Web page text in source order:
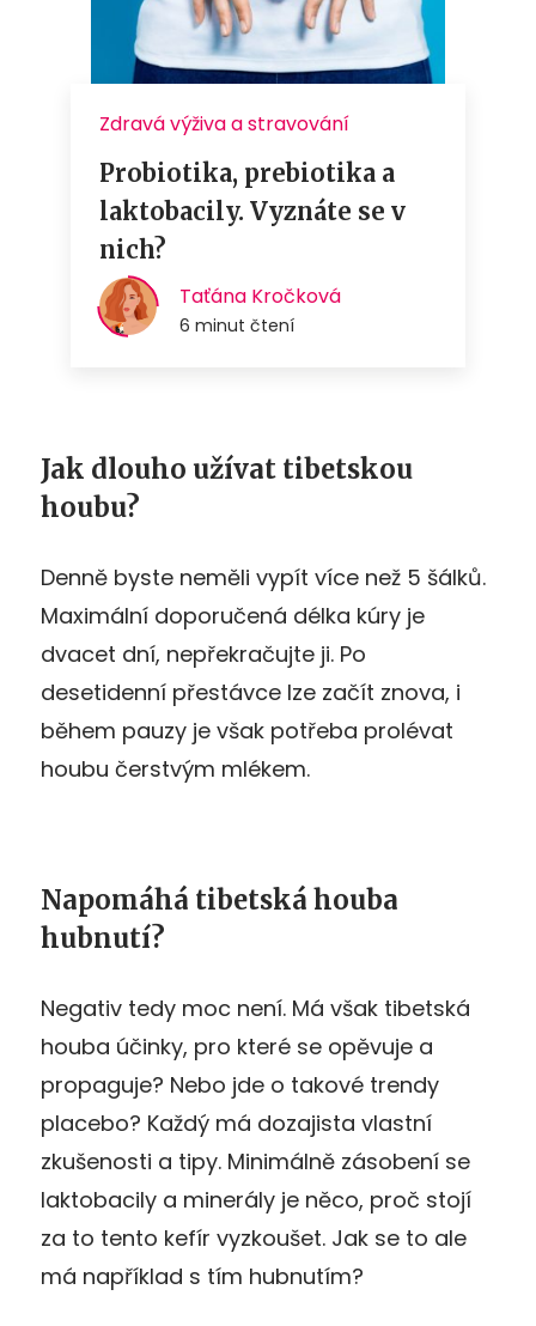
Jak dlouho užívat tibetskou
houbu?
Denně byste neměli vypít více než 5 šálků.
Maximální doporučená délka kúry je
dvacet dní, nepřekračujte ji. Po
desetidenní přestávce lze začít znova, i
během pauzy je však potřeba prolévat
houbu čerstvým mlékem.
Napomáhá tibetská houba
hubnutí?
Negativ tedy moc není. Má však tibetská
houba účinky, pro které se opěvuje a
propaguje? Nebo jde o takové trendy
placebo? Každý má dozajista vlastní
zkušenosti a tipy. Minimálně zásobení se
laktobacily a minerály je něco, proč stojí
za to tento kefír vyzkoušet. Jak se to ale
má například s tím hubnutím?